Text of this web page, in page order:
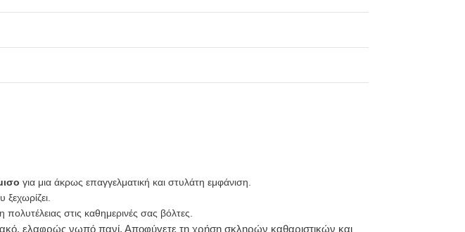
για μια άκρως επαγγελματική και στυλάτη εμφάνιση.
ξεχωρίζει.
στις καθημερινές σας βόλτες.
ελαφρώς νωπό πανί. Αποφύγετε τη χρήση σκληρών καθαριστικών και